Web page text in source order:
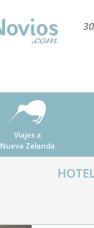
Viajes a
Nueva Zelanda